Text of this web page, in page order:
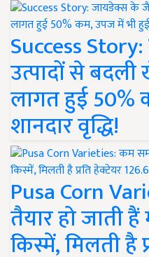
Success
उत्पादों से बदली
लागत हुई 50%
शानदार वृद्धि!
Pusa Corn
तैयार हो जाती
किस्में, मिलती है